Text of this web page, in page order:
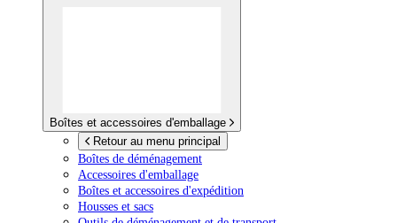
Boîtes et accessoires d'emballage
Retour au menu principal
Boîtes de déménagement
Accessoires d'emballage
Boîtes et accessoires d'expédition
Housses et sacs